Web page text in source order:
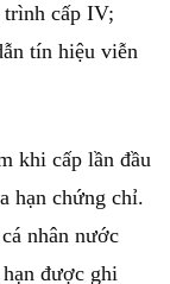
trình cấp IV;
tín hiệu viễn
khi cấp lần đầu
hạn chứng chỉ.
nhân nước
được ghi